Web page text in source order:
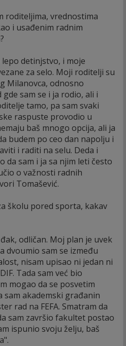
roditeljima, vrednostima
i usađenim radnim
detinjstvo, i moje
za selo. Moji roditelji su
Milanovca, odnosno
sam se i ja rodio, ali i
tamo, pa sam svaki
raspuste provodio u
baš mnogo opcija, ali ja
budem po ceo dan napolju i
i raditi na selu. Deda i
da sam i ja sa njim leti često
o važnosti radnih
Tomašević.
školu pored sporta, kakav
odličan. Moj plan je uvek
dvoumio sam se između
nisam upisao ni jedan ni
Tada sam već bio
mogao da se posvetim
sam akademski građanin
rad na FEFA. Smatram da
sam završio fakultet postao
ispunio svoju želju, baš